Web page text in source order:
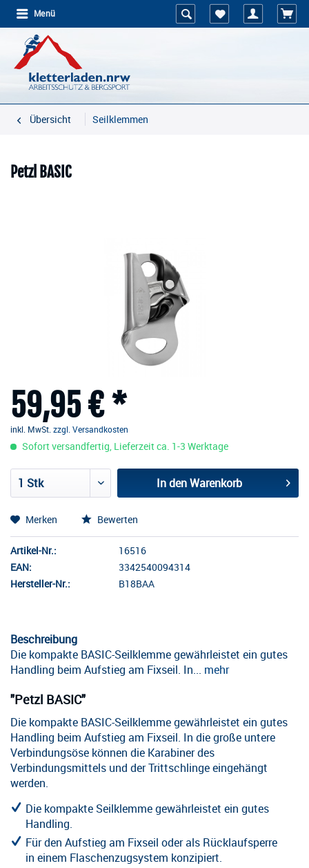
Menü
Übersicht Seilklemmen
Petzl BASIC
59,95 € *
inkl. MwSt. zzgl. Versandkosten
Sofort versandfertig, Lieferzeit ca. 1-3 Werktage
In denWarenkorb
Merken Bewerten
Artikel-Nr.:
16516
EAN:
3342540094314
Hersteller-Nr.:
B18BAA
Beschreibung
Die kompakte BASIC-Seilklemme gewährleistet ein gutes
Handling beim Aufstieg am Fixseil. In... mehr
"Petzl BASIC"
Die kompakte BASIC-Seilklemme gewährleistet ein gutes
Handling beim Aufstieg am Fixseil. In die große untere
Verbindungsöse können die Karabiner des
Verbindungsmittels und der Trittschlinge eingehängt
werden.
Die kompakte Seilklemme gewährleistet ein gutes
Handling.
Für den Aufstieg am Fixseil oder als Rücklaufsperre
in einem Flaschenzugsystem konzipiert.